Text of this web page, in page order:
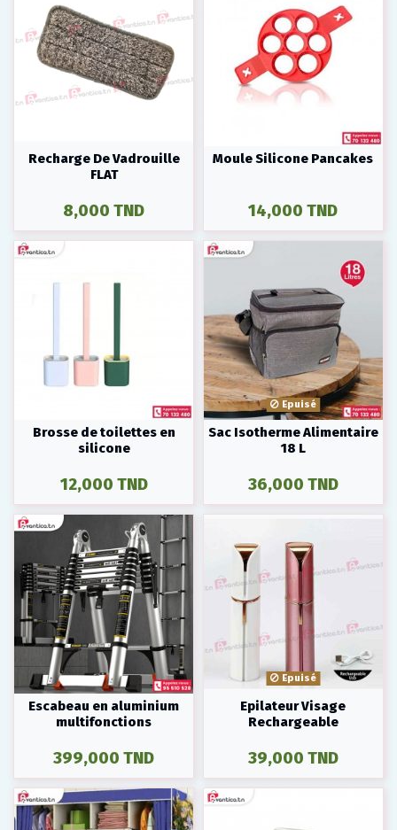
Recharge De Vadrouille
FLAT
8,000 TND
Moule Silicone Pancakes
14,000 TND
Brosse de toilettes en
silicone
12,000 TND
Epuisé
Sac Isotherme Alimentaire
18 L
36,000 TND
Escabeau en aluminium
multifonctions
399,000 TND
Epuisé
Epilateur Visage
Rechargeable
39,000 TND